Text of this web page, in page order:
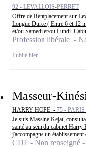
92 - LEVALLOIS-PERRET
Offre de Remplacement sur
Longue Duree ( Entre 6 et 12
et/ou Samedi et/ou Lundi.
Profession libérale -
Publié hier
Masseur-
HARRY HOPE - 75 -
Je suis Massine Kejat,
santé au sein du cabinet Harry
j'accompagne un établissement
CDI - Non renseigné